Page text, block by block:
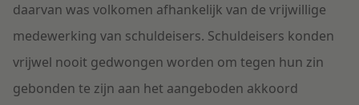
daarvan was volkomen afhankelijk van de vrijwillige
medewerking van schuldeisers. Schuldeisers konden
vrijwel nooit gedwongen worden om tegen hun zin
gebonden te zijn aan het aangeboden akkoord